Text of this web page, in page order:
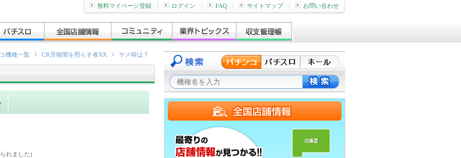
無料マイページ登録 ログイン FAQ サイトマップ お問い合わせ
機種一覧 CR牙狼闇を照らす者XX ヤメ時は？
れました)